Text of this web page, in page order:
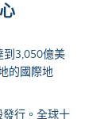
到3,050億美
的國際地
行。全球十